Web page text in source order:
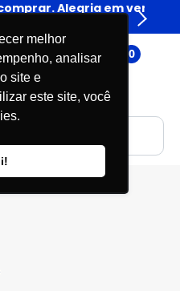
melhor
analisar
site e
este site, você
Alegria em vender...
0